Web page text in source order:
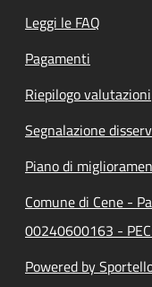
Leggi le FAQ
Pagamenti
Riepilogo valutazioni
Segnalazione
Piano di
Comune di Cene -
00240600163 -
Powered by